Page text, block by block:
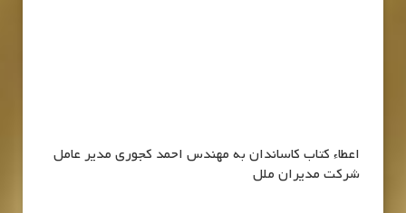
اعطاء کتاب کاساندان به مهندس احمد کجوری مدیر عامل
شرکت مدیران ملل